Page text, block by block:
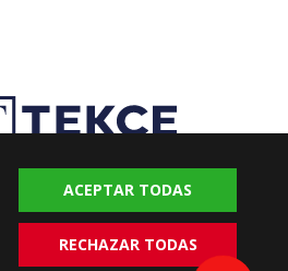
ACEPTAR TODAS
RECHAZAR TODAS